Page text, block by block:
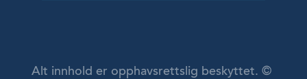
Alt innhold er opphavsrettslig beskyttet. ©